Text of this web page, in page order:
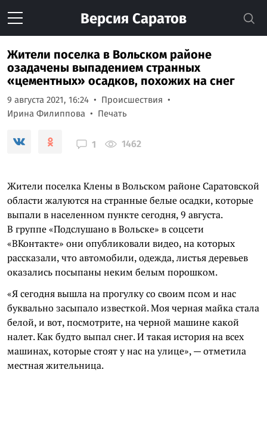
Версия Саратов
Жители поселка в Вольском районе
озадачены выпадением странных
«цементных» осадков, похожих на снег
9 августа 2021, 16:24
Происшествия
Ирина Филиппова
Печать
1 1462
Жители поселка Клены в Вольском районе Саратовской
области жалуются на странные белые осадки, которые
выпали в населенном пункте сегодня, 9 августа.
В группе «Подслушано в Вольске» в соцсети
«ВКонтакте» они опубликовали видео, на которых
рассказали, что автомобили, одежда, листья деревьев
оказались посыпаны неким белым порошком.
«Я сегодня вышла на прогулку со своим псом и нас
буквально засыпало известкой. Моя черная майка стала
белой, и вот, посмотрите, на черной машине какой
налет. Как будто выпал снег. И такая история на всех
машинах, которые стоят у нас на улице», — отметила
местная жительница.